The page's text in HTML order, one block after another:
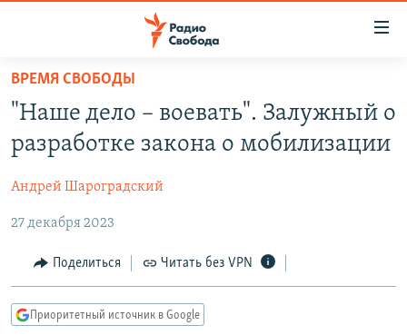
упрощенного
доступа
основному
Вернутся
главной
навигации
Вернутся
ПРОГРАММЫ
ПОДКАСТЫ
АВТОРСКИЕ ПРОЕКТЫ
ЦИТАТЫ СВОБОДЫ
МНЕНИЯ
КУЛЬТУРА
IDEL.РЕАЛИИ
КАВКАЗ.РЕАЛИИ
ВРЕМЯ СВОБОДЫ
"Наше дело – воевать". Залужный о
разработке закона о мобилизации
Андрей Шароградский
27 декабря 2023
Поделиться Читать без VPN
Приоритетный источник в Google